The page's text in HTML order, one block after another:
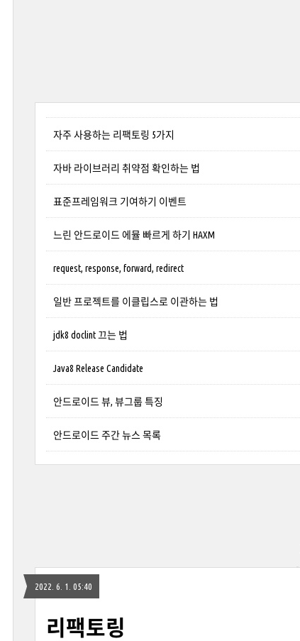
자주 사용하는 리팩토링 5가지
자바 라이브러리 취약점 확인하는 법
표준프레임워크 기여하기 이벤트
느린 안드로이드 에뮬 빠르게 하기 HAXM
request, response, forward, redirect
일반 프로젝트를 이클립스로 이관하는 법
jdk8 doclint 끄는 법
Java8 Release Candidate
안드로이드 뷰, 뷰그룹 특징
안드로이드 주간 뉴스 목록
2022. 6. 1. 05:40
리팩토링